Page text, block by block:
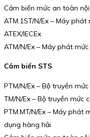
Cảm biến mức an toàn nội
ATM.1ST/N/Ex – Máy
ATEX/IECEx
ATM/N/Ex – Máy phát mức
Cảm biến STS
PTM/N/Ex – Bộ truyền
TM/N/Ex – Bộ truyền mức
PTM.MT/N/Ex – Máy phát
dụng hàng hải